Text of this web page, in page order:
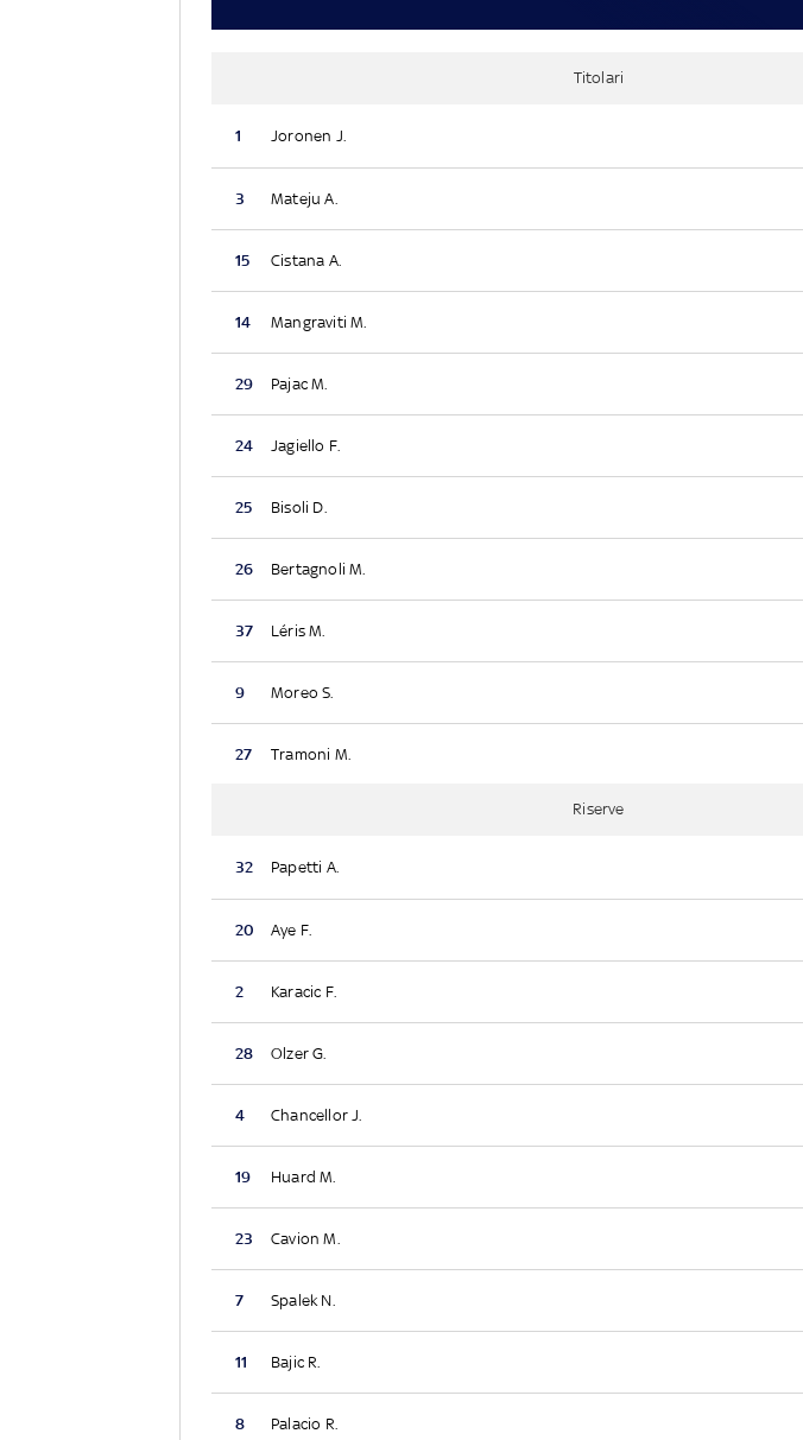
Titolari
1 Joronen J.
3 Mateju A.
15 Cistana A.
14 Mangraviti M.
29 Pajac M.
24 Jagiello F.
25 Bisoli D.
26 Bertagnoli M.
37 Léris M.
9 Moreo S.
27 Tramoni M.
Riserve
32 Papetti A.
20 Aye F.
2 Karacic F.
28 Olzer G.
4 Chancellor J.
19 Huard M.
23 Cavion M.
7 Spalek N.
11 Bajic R.
8 Palacio R.